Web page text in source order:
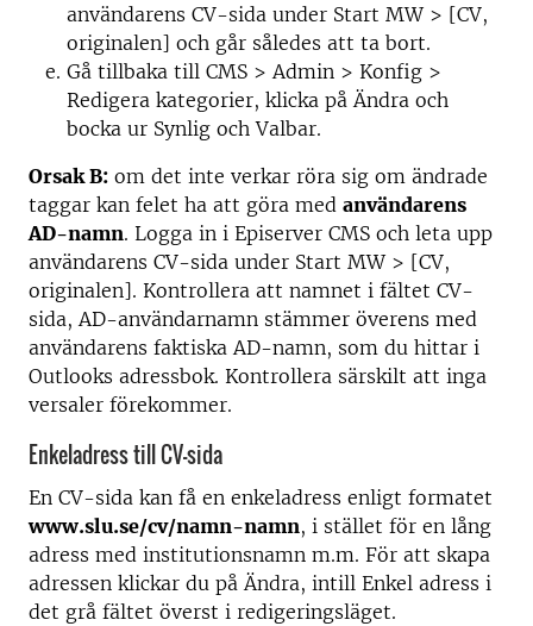
användarens CV-sida under Start MW > [CV,
originalen] och går således att ta bort.
Gå tillbaka till CMS > Admin > Konfig >
Redigera kategorier, klicka på Ändra och
bocka ur Synlig och Valbar.
Orsak B: om det inte verkar röra sig om ändrade
taggar kan felet ha att göra med användarens
AD-namn. Logga in i Episerver CMS och leta upp
användarens CV-sida under Start MW > [CV,
originalen]. Kontrollera att namnet i fältet CV-
sida, AD-användarnamn stämmer överens med
användarens faktiska AD-namn, som du hittar i
Outlooks adressbok. Kontrollera särskilt att inga
versaler förekommer.
Enkeladress till CV-sida
En CV-sida kan få en enkeladress enligt formatet
www.slu.se/cv/namn-namn, i stället för en lång
adress med institutionsnamn m.m. För att skapa
adressen klickar du på Ändra, intill Enkel adress i
det grå fältet överst i redigeringsläget.